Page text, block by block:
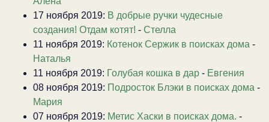
17 ноября 2019: В добрые ручки чудесные
создания! Отдам котят! - Стелла
11 ноября 2019: Котенок Сержик в поисках дома -
Наталья
11 ноября 2019: Голубая кошка в дар - Евгения
08 ноября 2019: Подросток Блэки в поисках дома -
Мария
07 ноября 2019: Метис Хаски в поисках дома. -